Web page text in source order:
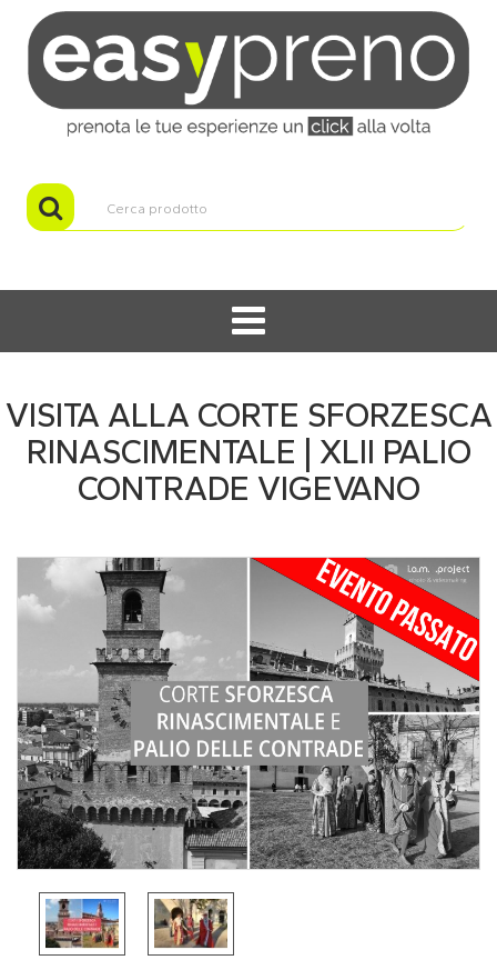
VISITA ALLA CORTE SFORZESCA
RINASCIMENTALE | XLII PALIO
CONTRADE VIGEVANO